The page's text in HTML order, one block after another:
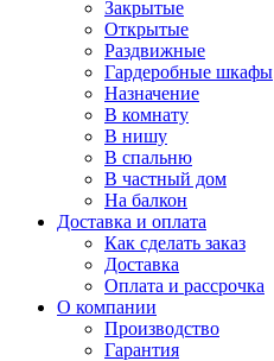
Закрытые
Открытые
Раздвижные
Гардеробные шкафы
Назначение
В комнату
В нишу
В спальню
В частный дом
На балкон
Доставка и оплата
Как сделать заказ
Доставка
Оплата и рассрочка
О компании
Производство
Гарантия